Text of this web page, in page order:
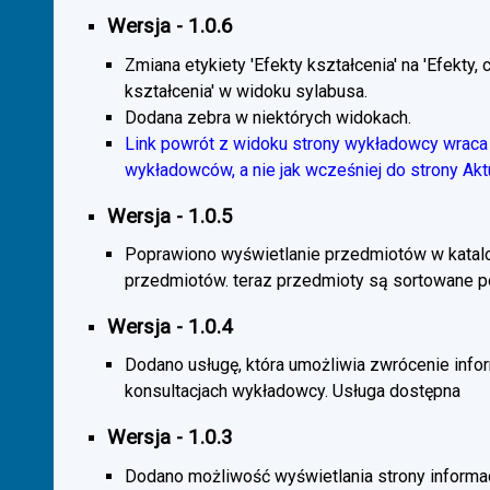
Wersja - 1.0.6
Zmiana etykiety 'Efekty kształcenia' na 'Efekty,
kształcenia' w widoku sylabusa.
Dodana zebra w niektórych widokach.
Link powrót z widoku strony wykładowcy
wykładowców, a nie jak wcześniej do strony
Wersja - 1.0.5
Poprawiono wyświetlanie przedmiotów w
przedmiotów. teraz przedmioty są sortowane
Wersja - 1.0.4
Dodano usługę, która umożliwia zwrócenie
konsultacjach wykładowcy. Usługa dostępna
Wersja - 1.0.3
Dodano możliwość wyświetlania strony